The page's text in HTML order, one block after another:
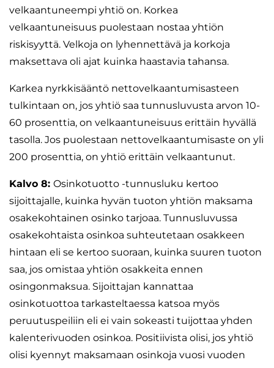
velkaantuneempi yhtiö on. Korkea
velkaantuneisuus puolestaan nostaa yhtiön
riskisyyttä. Velkoja on lyhennettävä ja korkoja
maksettava oli ajat kuinka haastavia tahansa.
Karkea nyrkkisääntö nettovelkaantumisasteen
tulkintaan on, jos yhtiö saa tunnusluvusta arvon 10-
60 prosenttia, on velkaantuneisuus erittäin hyvällä
tasolla. Jos puolestaan nettovelkaantumisaste on yli
200 prosenttia, on yhtiö erittäin velkaantunut.
Kalvo 8: Osinkotuotto -tunnusluku kertoo
sijoittajalle, kuinka hyvän tuoton yhtiön maksama
osakekohtainen osinko tarjoaa. Tunnusluvussa
osakekohtaista osinkoa suhteutetaan osakkeen
hintaan eli se kertoo suoraan, kuinka suuren tuoton
saa, jos omistaa yhtiön osakkeita ennen
osingonmaksua. Sijoittajan kannattaa
osinkotuottoa tarkasteltaessa katsoa myös
peruutuspeiliin eli ei vain sokeasti tuijottaa yhden
kalenterivuoden osinkoa. Positiivista olisi, jos yhtiö
olisi kyennyt maksamaan osinkoja vuosi vuoden